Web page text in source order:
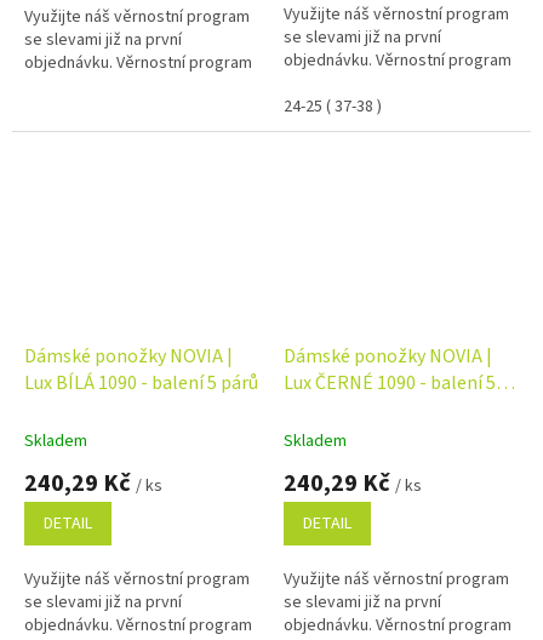
Využijte náš věrnostní program
se slevami již na první
objednávku. Věrnostní program
Využijte náš věrnostní program
se slevami již na první
objednávku. Věrnostní program
24-25 ( 37-38 )
Dámské ponožky NOVIA |
Lux BÍLÁ 1090 - balení 5 párů
Skladem
240,29 Kč / ks
DETAIL
Využijte náš věrnostní program
se slevami již na první
objednávku. Věrnostní program
Dámské ponožky NOVIA |
Lux ČERNÉ 1090 - balení 5
Skladem
240,29 Kč / ks
DETAIL
Využijte náš věrnostní program
se slevami již na první
objednávku. Věrnostní program